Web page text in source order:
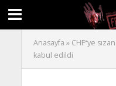
Anasayfa » CHP’ye
kabul edildi